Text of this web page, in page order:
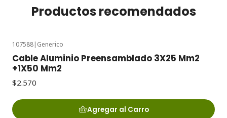
Productos recomendados
107588| Generico
Cable Aluminio Preensamblado 3X25 Mm2
+1X50 Mm2
$2.570
Agregar al Carro